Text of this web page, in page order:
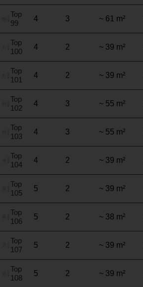
Top
99
4 3 ~ 61 m²
Top
100
4 2 ~ 39 m²
Top
101
4 2 ~ 39 m²
Top
102
4 3 ~ 55 m²
Top
103
4 3 ~ 55 m²
Top
104
4 2 ~ 39 m²
Top
105
5 2 ~ 39 m²
Top
106
5 2 ~ 38 m²
Top
107
5 2 ~ 39 m²
Top
108
5 2 ~ 39 m²